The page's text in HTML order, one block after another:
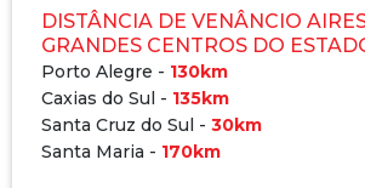
DISTÂNCIA DE VENÂNCIO
GRANDES CENTROS DO
Porto Alegre - 130km
Caxias do Sul - 135km
Santa Cruz do Sul - 30km
Santa Maria - 170km